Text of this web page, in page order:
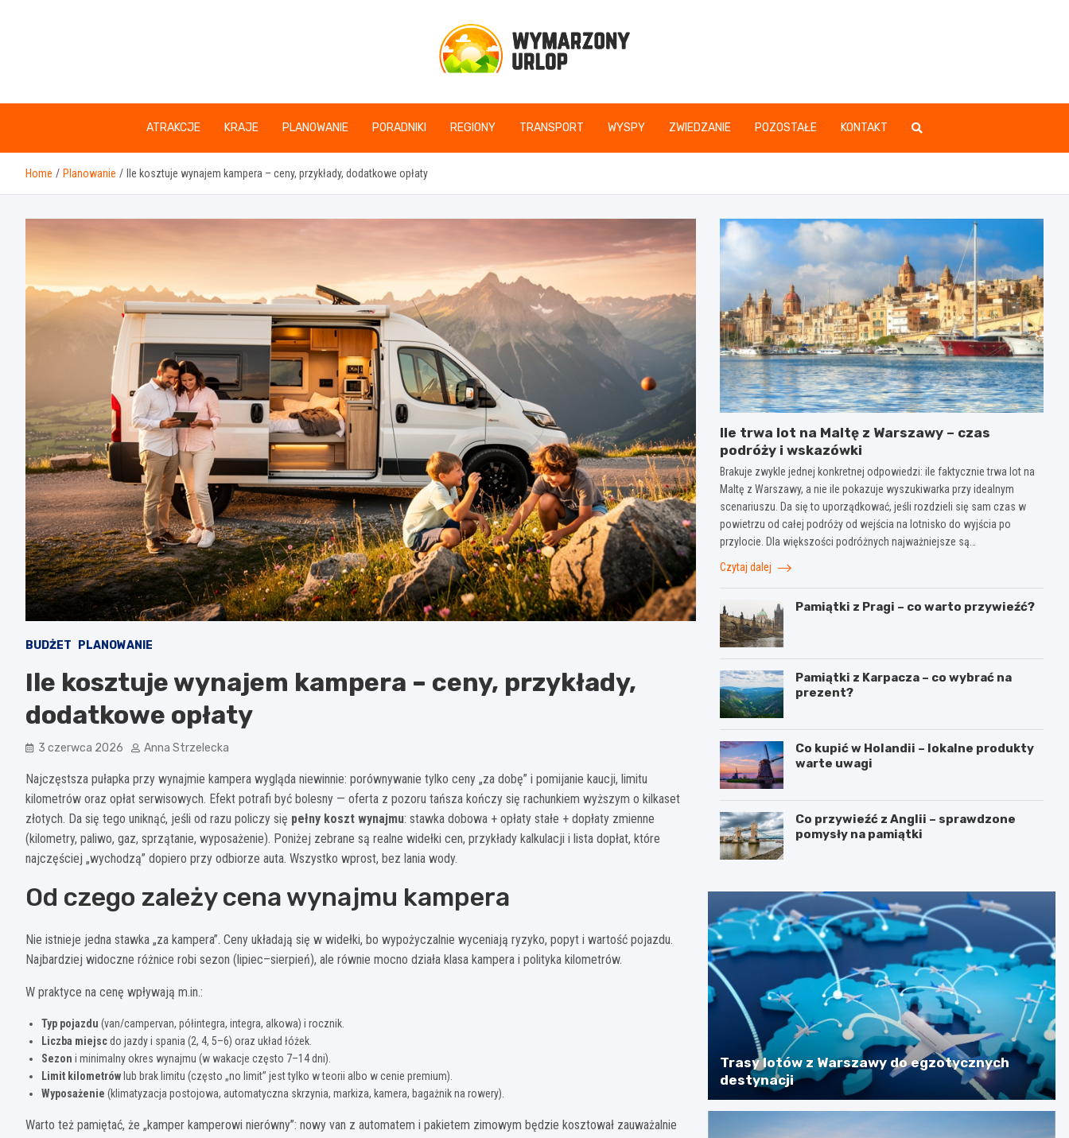
www.wymarzonyurlop.pl
ATRAKCJE KRAJE PLANOWANIE PORADNIKI REGIONY TRANSPORT WYSPY ZWIEDZANIE POZOSTAŁE KONTAKT
Home Planowanie Ile kosztuje wynajem kampera – ceny, przykłady, dodatkowe opłaty
BUDŻET PLANOWANIE
Ile kosztuje wynajem kampera – ceny, przykłady,
dodatkowe opłaty
3 czerwca 2026 Anna Strzelecka
Najczęstsza pułapka przy wynajmie kampera wygląda niewinnie: porównywanie tylko ceny „za dobę” i pomijanie kaucji, limitu
kilometrów oraz opłat serwisowych. Efekt potrafi być bolesny — oferta z pozoru tańsza kończy się rachunkiem wyższym o kilkaset
złotych. Da się tego uniknąć, jeśli od razu policzy się pełny koszt wynajmu: stawka dobowa + opłaty stałe + dopłaty zmienne
(kilometry, paliwo, gaz, sprzątanie, wyposażenie). Poniżej zebrane są realne widełki cen, przykłady kalkulacji i lista dopłat, które
najczęściej „wychodzą” dopiero przy odbiorze auta. Wszystko wprost, bez lania wody.
Od czego zależy cena wynajmu kampera
Nie istnieje jedna stawka „za kampera”. Ceny układają się w widełki, bo wypożyczalnie wyceniają ryzyko, popyt i wartość pojazdu.
Najbardziej widoczne różnice robi sezon (lipiec–sierpień), ale równie mocno działa klasa kampera i polityka kilometrów.
W praktyce na cenę wpływają m.in.:
Typ pojazdu (van/campervan, półintegra, integra, alkowa) i rocznik.
Liczba miejscdo jazdy i spania (2, 4, 5–6) oraz układ łóżek.
Sezon i minimalny okres wynajmu (w wakacje często 7–14 dni).
Limit kilometrów lub brak limitu (często „no limit” jest tylko w teorii albo w cenie premium).
Wyposażenie (klimatyzacja postojowa, automatyczna skrzynia, markiza, kamera, bagażnik na rowery).
Warto też pamiętać, że „kamper kamperowi nierówny”: nowy van z automatem i pakietem zimowym będzie kosztował zauważalnie
Ile trwa lot na Maltę z Warszawy – czas
podróży i wskazówki
Brakuje zwykle jednej konkretnej odpowiedzi: ile faktycznie trwa lot na
Maltę z Warszawy, a nie ile pokazuje wyszukiwarka przy idealnym
scenariuszu. Da się to uporządkować, jeśli rozdzieli się sam czas w
powietrzu od całej podróży od wejścia na lotnisko do wyjścia po
przylocie. Dla większości podróżnych najważniejsze są…
Czytaj dalej
Pamiątki z Pragi – co warto przywieźć?
Pamiątki z Karpacza – co wybrać na
prezent?
Co kupić w Holandii – lokalne produkty
warte uwagi
Co przywieźć z Anglii – sprawdzone
pomysły na pamiątki
Trasy lotów z Warszawy do egzotycznych
destynacji